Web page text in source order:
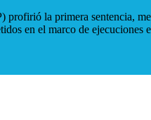
profirió la primera sentencia,
en el marco de ejecuciones